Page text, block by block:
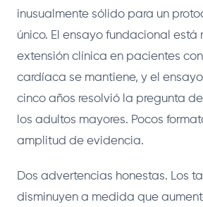
inusualmente sólido para un
único. El ensayo fundacional está
extensión clínica en pacientes
cardíaca se mantiene, y el
cinco años resolvió la pregunta
los adultos mayores. Pocos
amplitud de evidencia.
Dos advertencias honestas. Los
disminuyen a medida que